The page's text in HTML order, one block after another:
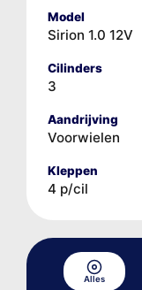
Model
Sirion 1.0 12V
Cilinders
3
Aandrijving
Voorwielen
Kleppen
4 p/cil
Alles